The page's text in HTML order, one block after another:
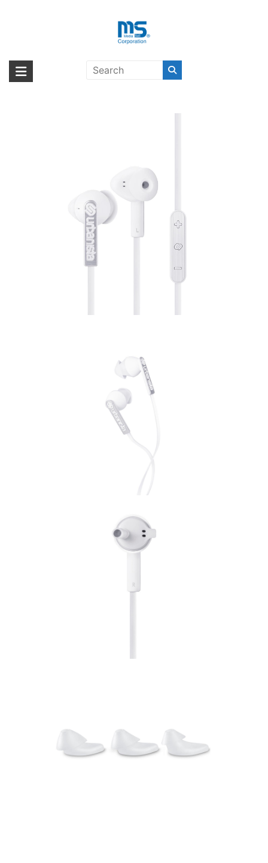
海外輸入ブランド商品｜株式会社
海外事業部が取り揃えている海外輸入商品には、日本では珍しい「海外ブ
ランド」をはじめ「ユニークな商品」「機能的な商品」「コストパフォー
バニスタ〕